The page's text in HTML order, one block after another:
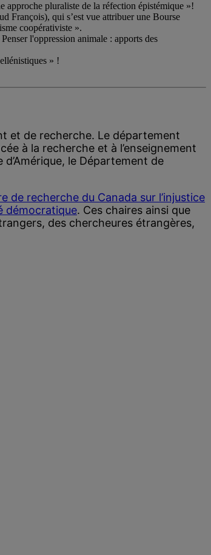
pluraliste de la réfection épistémique »!
François), qui s’est vue attribuer une Bourse
coopérativiste ».
l'oppression animale : apports des
» !
et de recherche. Le département
à la recherche et à l’enseignement
le Département de
de recherche du Canada sur l’injustice
démocratique. Ces chaires ainsi que
des chercheures étrangères,